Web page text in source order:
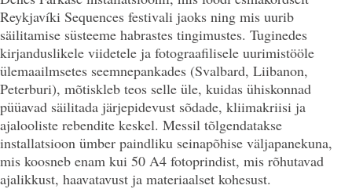
Reykjavíki Sequences festivali jaoks ning mis uurib
säilitamise süsteeme habrastes tingimustes. Tuginedes
kirjanduslikele viidetele ja fotograafilisele uurimistööle
ülemaailmsetes seemnepankades (Svalbard, Liibanon,
Peterburi), mõtiskleb teos selle üle, kuidas ühiskonnad
püüavad säilitada järjepidevust sõdade, kliimakriisi ja
ajalooliste rebendite keskel. Messil tõlgendatakse
installatsioon ümber paindliku seinapõhise väljapanekuna,
mis koosneb enam kui 50 A4 fotoprindist, mis rõhutavad
ajalikkust, haavatavust ja materiaalset kohesust.